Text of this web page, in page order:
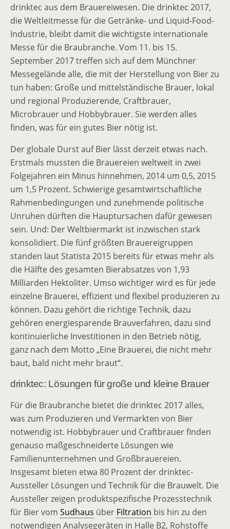
drinktec aus dem Brauereiwesen. Die drinktec 2017,
die Weltleitmesse für die Getränke- und Liquid-Food-
Industrie, bleibt damit die wichtigste internationale
Messe für die Braubranche. Vom 11. bis 15.
September 2017 treffen sich auf dem Münchner
Messegelände alle, die mit der Herstellung von Bier zu
tun haben: Große und mittelständische Brauer, lokal
und regional Produzierende, Craftbrauer,
Microbrauer und Hobbybrauer. Sie werden alles
finden, was für ein gutes Bier nötig ist.
Der globale Durst auf Bier lässt derzeit etwas nach.
Erstmals mussten die Brauereien weltweit in zwei
Folgejahren ein Minus hinnehmen, 2014 um 0,5, 2015
um 1,5 Prozent. Schwierige gesamtwirtschaftliche
Rahmenbedingungen und zunehmende politische
Unruhen dürften die Hauptursachen dafür gewesen
sein. Und: Der Weltbiermarkt ist inzwischen stark
konsolidiert. Die fünf größten Brauereigruppen
standen laut Statista 2015 bereits für etwas mehr als
die Hälfte des gesamten Bierabsatzes von 1,93
Milliarden Hektoliter. Umso wichtiger wird es für jede
einzelne Brauerei, effizient und flexibel produzieren zu
können. Dazu gehört die richtige Technik, dazu
gehören energiesparende Brauverfahren, dazu sind
kontinuierliche Investitionen in den Betrieb nötig,
ganz nach dem Motto „Eine Brauerei, die nicht mehr
baut, bald nicht mehr braut“.
drinktec: Lösungen für große und kleine Brauer
Für die Braubranche bietet die drinktec 2017 alles,
was zum Produzieren und Vermarkten von Bier
notwendig ist. Hobbybrauer und Craftbrauer finden
genauso maßgeschneiderte Lösungen wie
Familienunternehmen und Großbrauereien.
Insgesamt bieten etwa 80 Prozent der drinktec-
Aussteller Lösungen und Technik für die Brauwelt. Die
Aussteller zeigen produktspezifische Prozesstechnik
für Bier vom Sudhaus über Filtration bis hin zu den
notwendigen Analysegeräten in Halle B2, Rohstoffe